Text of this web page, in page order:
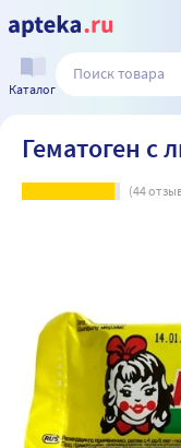
Каталог
Гематоген с
(44